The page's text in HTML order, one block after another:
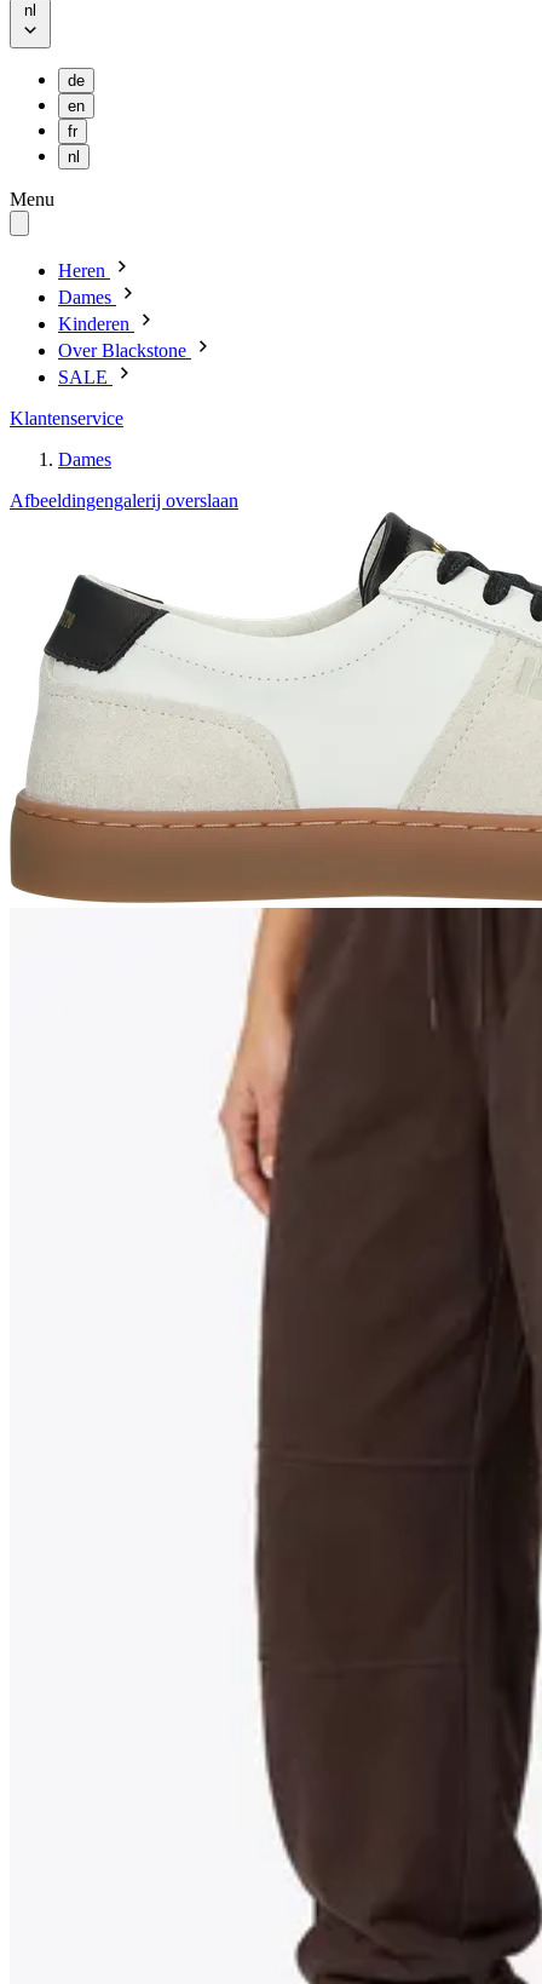
nl
de
en
fr
nl
Menu
Heren
Dames
Kinderen
Over Blackstone
SALE
Klantenservice
Dames
Afbeeldingengalerij overslaan